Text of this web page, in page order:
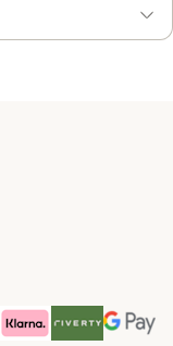
Method
Payment Method
Payment Method
Riverty Payment
Google